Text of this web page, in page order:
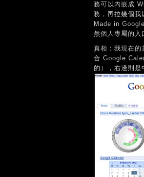
務可以內嵌成
務，再拉幾個我
Made in
然個人專屬的入
真相：我現在的
合 Google
的），右邊則